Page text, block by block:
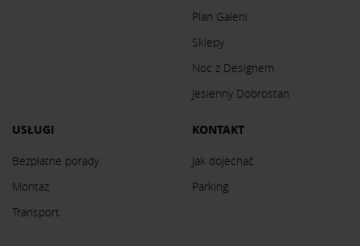
Plan Galerii
Sklepy
Noc z Designem
Jesienny Dobrostan
USŁUGI
Bezpłatne porady
Montaż
Transport
KONTAKT
Jak dojechać
Parking